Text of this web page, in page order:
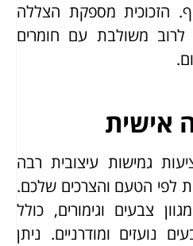
הזכוכית מספקת הצללה
לרוב משולבת עם חומרים
אישית
גמישות עיצובית רבה
לפי הטעם והצרכים שלכם.
צבעים וגימורים, כולל
נועזים ומודרניים. ניתן